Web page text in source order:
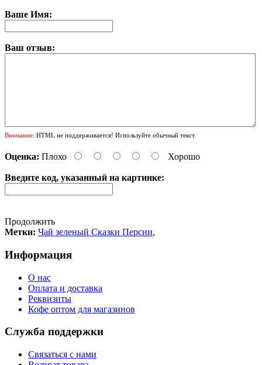
Ваше Имя:
Ваш отзыв:
Внимание: HTML не поддерживается! Используйте обычный текст.
Оценка: Плохо Хорошо
Введите код, указанный на картинке:
Продолжить
Метки: Чай зеленый Сказки Персии,
Информация
О нас
Оплата и доставка
Реквизиты
Кофе оптом для магазинов
Служба поддержки
Связаться с нами